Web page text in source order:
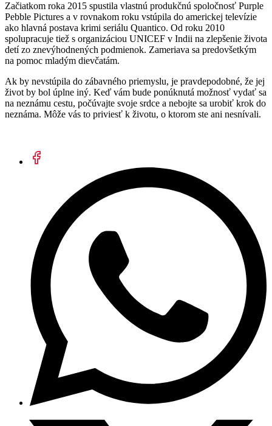
Začiatkom roka 2015 spustila vlastnú produkčnú spoločnosť Purple
Pebble Pictures a v rovnakom roku vstúpila do americkej televízie
ako hlavná postava krimi seriálu Quantico. Od roku 2010
spolupracuje tiež s organizáciou UNICEF v Indii na zlepšenie života
detí zo znevýhodnených podmienok. Zameriava sa predovšetkým
na pomoc mladým dievčatám.
Ak by nevstúpila do zábavného priemyslu, je pravdepodobné, že jej
život by bol úplne iný. Keď vám bude ponúknutá možnosť vydať sa
na neznámu cestu, počúvajte svoje srdce a nebojte sa urobiť krok do
neznáma. Môže vás to priviesť k životu, o ktorom ste ani nesnívali.